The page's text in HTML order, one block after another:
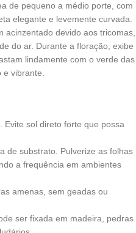
de pequeno a médio porte, com
elegante e levemente curvada.
acinzentado devido aos tricomas,
do ar. Durante a floração, exibe
lindamente com o verde das
e vibrante.
Evite sol direto forte que possa
de substrato. Pulverize as folhas
a frequência em ambientes
amenas, sem geadas ou
ser fixada em madeira, pedras